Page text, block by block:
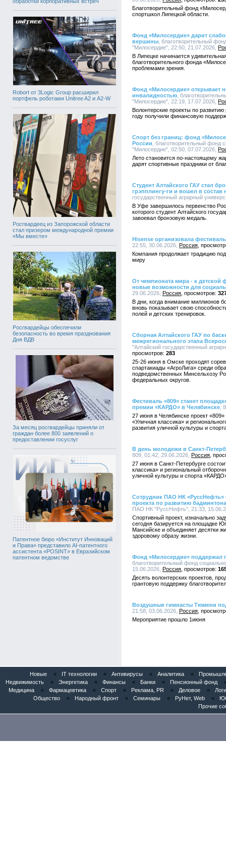
Robort от 3Logic Group расширил
портфель роботами Unitree A2 и A2-W
Росгвардеец из Запорожской области
стал призером международной премии
«Мы вместе»
Росгвардейцы обеспечили
безопасность во время празднования
Дня ВДВ
За месяц росгвардейцы приняли от
граждан более 800 заявлений о
предоставлении госуслуг
Патентное бюро «Институт Инноваций
и Права» представило AI-патентного
ассистента «POSINT» в Евразийском
патентном ведомстве
Благотворительный фонд
спортшкол Липецкой области.
Фонд «Милосердие» дарит
вершины , благотворительный
"Милосердие", 22:50, 21.07.2026,
В Липецке начинается
благотворительного фонда
проблемами зрения.
Фонд «Милосердие» открывает
инвалидностью ,
"Милосердие", 22:19, 17.07.2026,
Волонтерские проекты по
году получили финансовую
Спорт без границ: фонд
России , благотворительный
"Милосердие", 02:50, 07.07.2026,
Лето становится по-настоящему
дарят спортивные праздники от
Студент Алтайского ГАУ стал
грэпплингу-ги и вошел в
государственный аграрный
В Уфе завершилось первенство
которого студент Алтайского
завоевал бронзовую медаль.
Hisense организовала
22:55, 30.06.2026, Россия
Компания продолжает традицию
миру
От чемпионата мира - к детской
новые возможности для
29.06.2026, Россия
В дни, когда внимание миллионов
вновь показывает свою
полей и детских тренировок.
Сборная Алтайского ГАУ по
межрегионального этапа
"Алтайский государственный
283
25-26 июня в Омске проходят
спартакиады «АгроЛига» среди
подведомственных Минсельхозу
федеральных округов.
Фестиваль «809» станет
премии «КАРДО» в Челябинске ,
27 июня в Челябинске проект
«Уличная классика» и
развития уличной культуры и
В день молодежи в Санкт-
809, 01:42, 29.06.2026, Россия
27 июня в Санкт-Петербурге
классика» и региональный
уличной культуры и спорта
Сотрудник ПАО НК «РуссНефть»
проекта по развитию
ПАО НК "РуссНефть", 21:33,
Спортивный проект, изначально
сегодня базируется на площадке
Мансийске и объединяет десятки
здоровому образу жизни.
Фонд «Милосердие» поддержал
благотворительный фонд
15.06.2026, Россия
Десять волонтерских проектов,
грантовую поддержку
Воздушные гимнасты Тюмени
21:58, 03.06.2026, Россия
Мероприятие прошло 1июня
Новые « IT технологии « Антивирусы « Аналитика «
Недвижимость
« Энергетика « Финансы « Банки « Пенсионный фонд
Медицина
« Фармацевтика « Спорт « Реклама, PR « Деловое «
Общество
« Народный фронт « Семинары « РуНет, Web «
Прочие